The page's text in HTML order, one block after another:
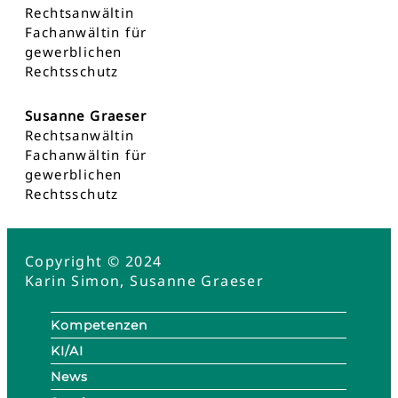
Rechtsanwältin
Fachanwältin für
gewerblichen
Rechtsschutz
Susanne Graeser
Rechtsanwältin
Fachanwältin für
gewerblichen
Rechtsschutz
Copyright © 2024
Karin Simon, Susanne Graeser
Kompetenzen
KI/AI
News